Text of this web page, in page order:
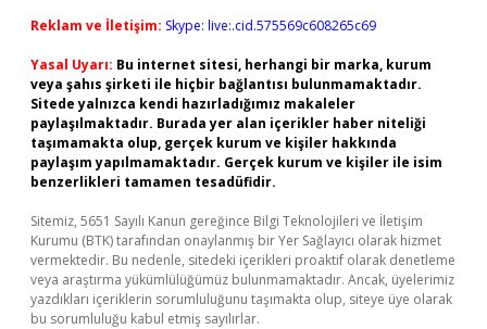
Reklam ve İletişim: Skype: live:.cid.575569c608265c69
Yasal Uyarı: Bu internet sitesi, herhangi bir marka, kurum
veya şahıs şirketi ile hiçbir bağlantısı bulunmamaktadır.
Sitede yalnızca kendi hazırladığımız makaleler
paylaşılmaktadır. Burada yer alan içerikler haber niteliği
taşımamakta olup, gerçek kurum ve kişiler hakkında
paylaşım yapılmamaktadır. Gerçek kurum ve kişiler ile isim
benzerlikleri tamamen tesadüfidir.
Sitemiz, 5651 Sayılı Kanun gereğince Bilgi Teknolojileri ve İletişim
Kurumu (BTK) tarafından onaylanmış bir Yer Sağlayıcı olarak hizmet
vermektedir. Bu nedenle, sitedeki içerikleri proaktif olarak denetleme
veya araştırma yükümlülüğümüz bulunmamaktadır. Ancak, üyelerimiz
yazdıkları içeriklerin sorumluluğunu taşımakta olup, siteye üye olarak
bu sorumluluğu kabul etmiş sayılırlar.